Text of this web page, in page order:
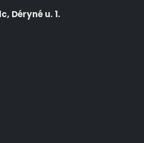
Déryné u. 1.